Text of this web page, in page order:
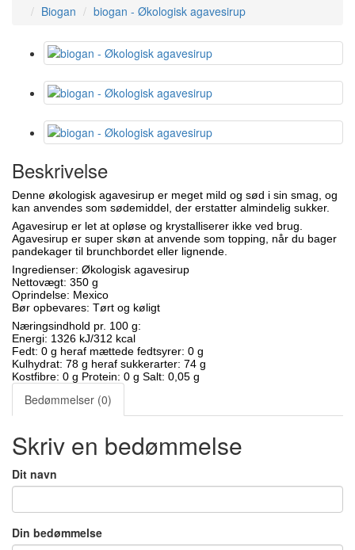
Biogan biogan - Økologisk agavesirup
Beskrivelse
Denne økologisk agavesirup er meget mild og sød i sin smag, og
kan anvendes som sødemiddel, der erstatter almindelig sukker.
Agavesirup er let at opløse og krystalliserer ikke ved brug.
Agavesirup er super skøn at anvende som topping, når du bager
pandekager til brunchbordet eller lignende.
Ingredienser: Økologisk agavesirup
Nettovægt: 350 g
Oprindelse: Mexico
Bør opbevares: Tørt og køligt
Næringsindhold pr. 100 g:
Energi: 1326 kJ/312 kcal
Fedt: 0 g heraf mættede fedtsyrer: 0 g
Kulhydrat: 78 g heraf sukkerarter: 74 g
Kostfibre: 0 g Protein: 0 g Salt: 0,05 g
Bedømmelser (0)
Skriv en bedømmelse
Dit navn
Din bedømmelse